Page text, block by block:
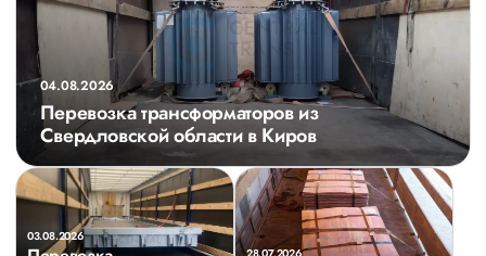
04.08.2026
Перевозка трансформаторов из
Свердловской области в Киров
03.08.2026